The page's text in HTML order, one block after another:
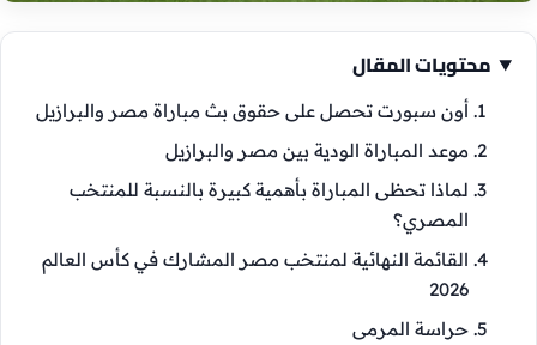
محتويات المقال
أون سبورت تحصل على حقوق بث مباراة مصر والبرازيل
موعد المباراة الودية بين مصر والبرازيل
لماذا تحظى المباراة بأهمية كبيرة بالنسبة للمنتخب
المصري؟
القائمة النهائية لمنتخب مصر المشارك في كأس العالم
2026
حراسة المرمى